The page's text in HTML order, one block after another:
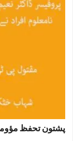
پشتون تحفظ